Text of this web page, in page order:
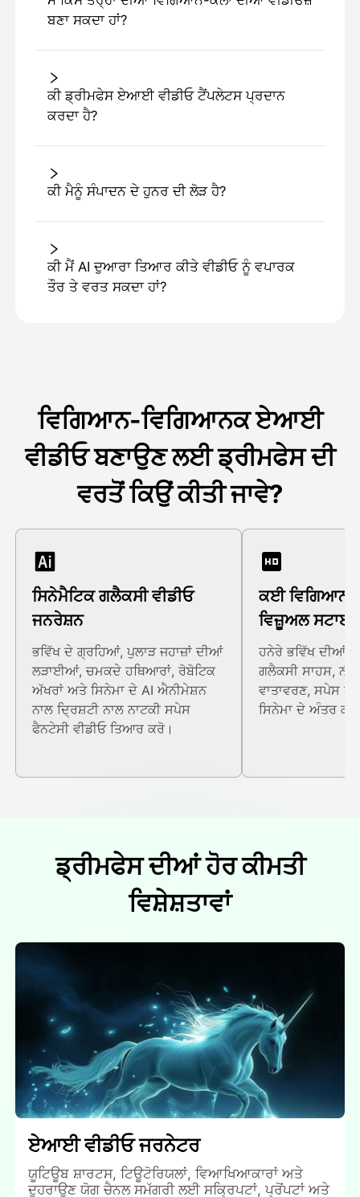
ਬਣਾ ਸਕਦਾ ਹਾਂ?
ਕੀ ਡ੍ਰੀਮਫੇਸ ਏਆਈ ਵੀਡੀਓ ਟੈਂਪਲੇਟਸ ਪ੍ਰਦਾਨ
ਕਰਦਾ ਹੈ?
ਕੀ ਮੈਨੂੰ ਸੰਪਾਦਨ ਦੇ ਹੁਨਰ ਦੀ ਲੋੜ ਹੈ?
ਕੀ ਮੈਂ AI ਦੁਆਰਾ ਤਿਆਰ ਕੀਤੇ ਵੀਡੀਓ ਨੂੰ ਵਪਾਰਕ
ਤੌਰ ਤੇ ਵਰਤ ਸਕਦਾ ਹਾਂ?
ਵਿਗਿਆਨ-ਵਿਗਿਆਨਕ ਏਆਈ
ਵੀਡੀਓ ਬਣਾਉਣ ਲਈ ਡ੍ਰੀਮਫੇਸ ਦੀ
ਵਰਤੋਂ ਕਿਉਂ ਕੀਤੀ ਜਾਵੇ?
ਸਿਨੇਮੈਟਿਕ ਗਲੈਕਸੀ ਵੀਡੀਓ
ਜਨਰੇਸ਼ਨ
ਭਵਿੱਖ ਦੇ ਗ੍ਰਹਿਆਂ, ਪੁਲਾੜ ਜਹਾਜ਼ਾਂ ਦੀਆਂ
ਲੜਾਈਆਂ, ਚਮਕਦੇ ਹਥਿਆਰਾਂ, ਰੋਬੋਟਿਕ
ਅੱਖਰਾਂ ਅਤੇ ਸਿਨੇਮਾ ਦੇ AI ਐਨੀਮੇਸ਼ਨ
ਨਾਲ ਦ੍ਰਿਸ਼ਟੀ ਨਾਲ ਨਾਟਕੀ ਸਪੇਸ
ਫੈਨਟੇਸੀ ਵੀਡੀਓ ਤਿਆਰ ਕਰੋ।
ਕਈ
ਵਿਜ਼ੂਅਲ
ਹਨੇਰੇ ਭਵਿੱਖ ਦੀਆਂ
ਗਲੈਕਸੀ ਸਾਹਸ,
ਵਾਤਾਵਰਣ, ਸਪੇਸ
ਸਿਨੇਮਾ ਦੇ ਅੰਤਰ
ਡ੍ਰੀਮਫੇਸ ਦੀਆਂ ਹੋਰ ਕੀਮਤੀ
ਵਿਸ਼ੇਸ਼ਤਾਵਾਂ
ਏਆਈ ਵੀਡੀਓ ਜਰਨੇਟਰ
ਯੂਟਿਊਬ ਸ਼ਾਰਟਸ, ਟਿਊਟੋਰਿਯਲਾਂ, ਵਿਆਖਿਆਕਾਰਾਂ ਅਤੇ
ਦੁਹਰਾਉਣ ਯੋਗ ਚੈਨਲ ਸਮੱਗਰੀ ਲਈ ਸਕ੍ਰਿਪਟਾਂ, ਪ੍ਰੋਂਪਟਾਂ ਅਤੇ